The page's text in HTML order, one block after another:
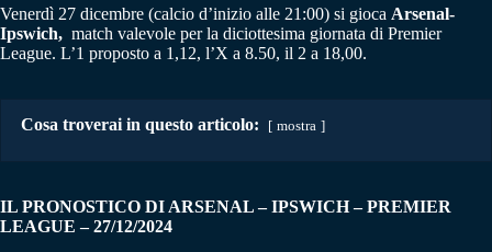
Venerdì 27 dicembre (calcio d’inizio alle 21:00) si gioca Arsenal-
Ipswich, match valevole per la diciottesima giornata di Premier
League. L’1 proposto a 1,12, l’X a 8.50, il 2 a 18,00.
Cosa troverai in questo articolo: mostra
IL PRONOSTICO DI ARSENAL – IPSWICH – PREMIER
LEAGUE – 27/12/2024